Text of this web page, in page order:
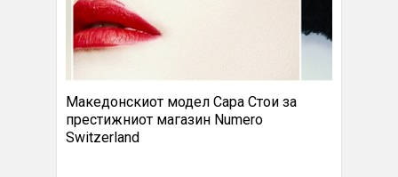
Македонскиот модел Сара Стои за
престижниот магазин Numero
Switzerland